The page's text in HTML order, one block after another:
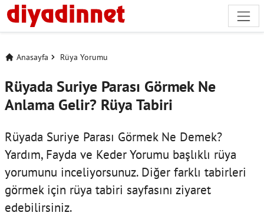
Anasayfa Rüya Yorumu
Rüyada Suriye Parası Görmek Ne
Anlama Gelir? Rüya Tabiri
Rüyada Suriye Parası Görmek Ne Demek?
Yardım, Fayda ve Keder Yorumu başlıklı rüya
yorumunu inceliyorsunuz. Diğer farklı tabirleri
görmek için rüya tabiri sayfasını ziyaret
edebilirsiniz.